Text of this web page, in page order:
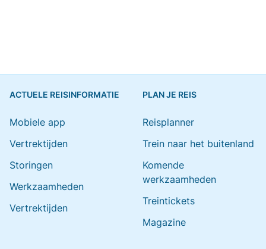
ACTUELE REISINFORMATIE
Mobiele app
Vertrektijden
Storingen
Werkzaamheden
Vertrektijden
PLAN JE REIS
Reisplanner
Trein naar het buitenland
Komende
werkzaamheden
Treintickets
Magazine